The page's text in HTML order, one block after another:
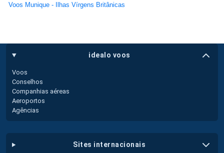
Voos Munique - Ilhas Vírgens Britânicas
idealo voos
Voos
Conselhos
Companhias aéreas
Aeroportos
Agências
sites internacionais